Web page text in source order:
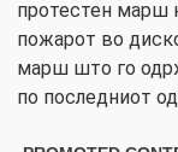
протестен марш
пожарот во
марш што го
по последниот